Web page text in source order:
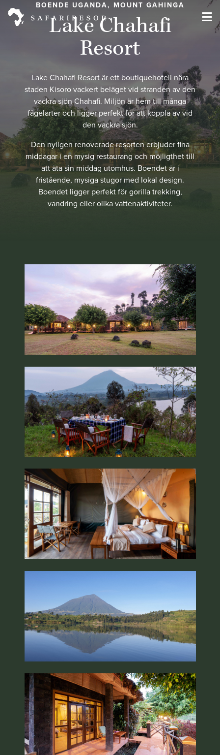
BOENDE UGANDA, MOUNT GAHINGA
Lake Chahafi
Resort
Lake Chahafi Resort är ett boutiquehotell nära
staden Kisoro vackert beläget vid stranden av den
vackra sjön Chahafi. Miljön är hem till många
fågelarter och ligger perfekt för att koppla av vid
den vackra sjön.
Den nyligen renoverade resorten erbjuder fina
middagar i en mysig restaurang och möjligthet till
att äta sin middag utomhus. Boendet är i
fristående, mysiga stugor med lokal design.
Boendet ligger perfekt för gorilla trekking,
vandring eller olika vattenaktiviteter.